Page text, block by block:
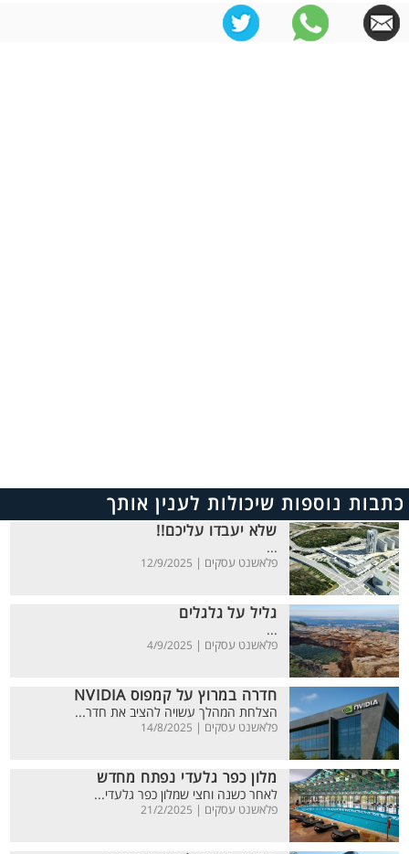
כתבות נוספות שיכולות לענין אותך
שלא יעבדו עליכם!!
...
פלאשנט עסקים | 12/9/2025
גליל על גלגלים
...
פלאשנט עסקים | 4/9/2025
חדרה במרוץ על קמפוס NVIDIA
הצלחת המהלך עשויה להציב את חדר...
פלאשנט עסקים | 14/8/2025
מלון כפר גלעדי נפתח מחדש
לאחר כשנה וחצי שמלון כפר גלעדי...
פלאשנט עסקים | 21/2/2025